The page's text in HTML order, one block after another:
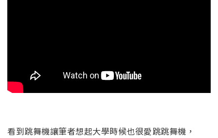
看到跳舞機讓筆者想起大學時候也很愛跳跳舞機，